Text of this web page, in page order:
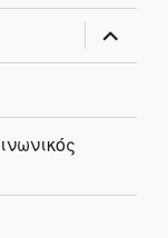
expand
child
menu